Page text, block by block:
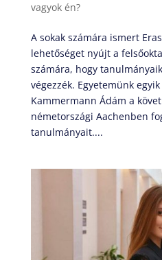
vagyok én?
A sokak számára ismert
lehetőséget nyújt a
számára, hogy
végezzék. Egyetemünk
Kammermann Ádám a
németországi Aachenben
tanulmányait....